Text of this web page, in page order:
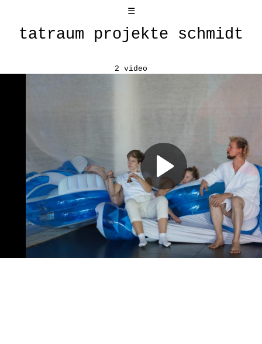
☰
tatraum projekte schmidt
2 video